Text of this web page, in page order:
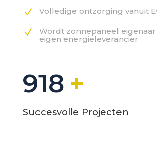
N Volledige ontzorging vanuit
N Wordt zonnepaneel
eigen energieleverancier
918
Succesvolle Projecten